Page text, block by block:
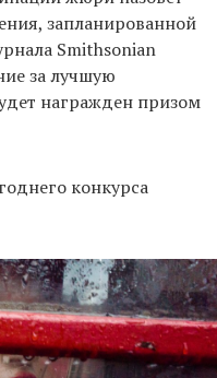
запланированной
Smithsonian
за лучшую
награжден призом
конкурса